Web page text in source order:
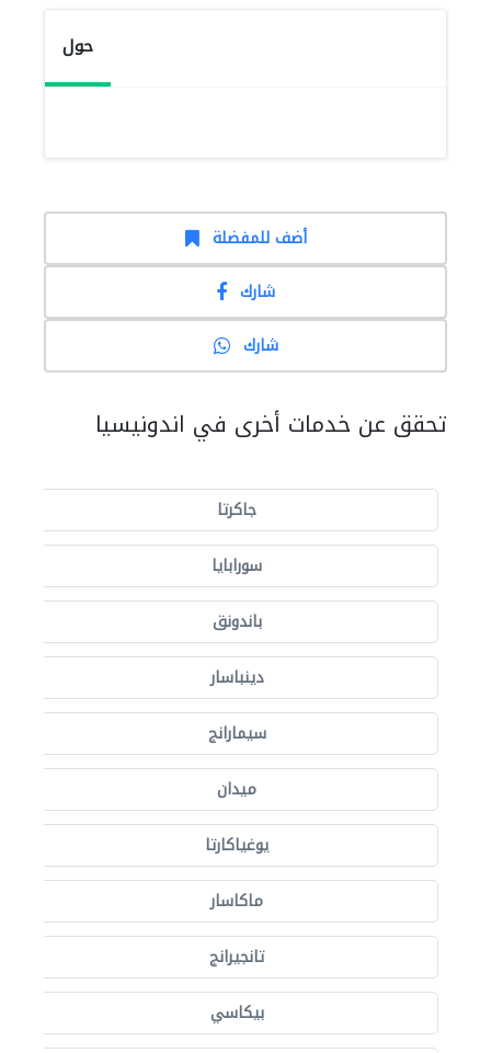
حول
أضف للمفضلة
شارك
شارك
تحقق عن خدمات أخرى في اندونيسيا
جاكرتا
سورابايا
باندونق
دينباسار
سيمارانج
ميدان
يوغياكارتا
ماكاسار
تانجيرانج
بيكاسي